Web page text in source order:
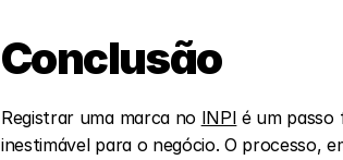
Conclusão
Registrar uma marca no INPI é um passo
inestimável para o negócio. O processo,